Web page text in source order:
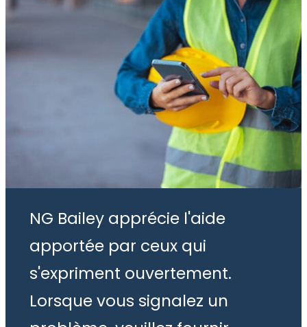
NG Bailey apprécie l'aide
apportée par ceux qui
s'expriment ouvertement.
Lorsque vous signalez un